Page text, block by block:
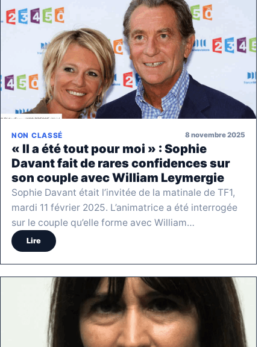
NON CLASSÉ 8 novembre 2025
« Il a été tout pour moi » : Sophie
Davant fait de rares confidences sur
son couple avec William Leymergie
Sophie Davant était l’invitée de la matinale de TF1,
mardi 11 février 2025. L’animatrice a été interrogée
sur le couple qu’elle forme avec William…
Lire